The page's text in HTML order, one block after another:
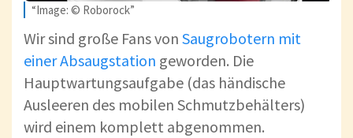
“Image: © Roborock”
Wir sind große Fans von Saugrobotern mit
einer Absaugstation geworden. Die
Hauptwartungsaufgabe (das händische
Ausleeren des mobilen Schmutzbehälters)
wird einem komplett abgenommen.